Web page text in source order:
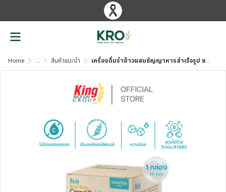
Home ... สินค้าแนะนำ เครื่องดื่มรําข้าวผสมธัญญาหารสำเร็จรูป ชนิดผง ตราไรซ์ลี่